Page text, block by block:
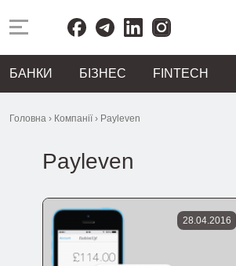
БАНКИ БІЗНЕС FINTECH
Головна › Компанії› Payleven
Payleven
28.04.2016